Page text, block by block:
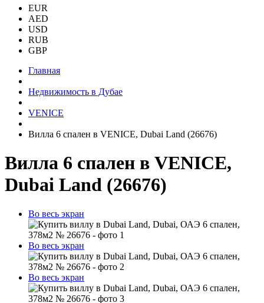
EUR
AED
USD
RUB
GBP
Главная
Недвижимость в Дубае
VENICE
Вилла 6 спален в VENICE, Dubai Land (26676)
Вилла 6 спален в VENICE,
Dubai Land (26676)
Во весь экран
Во весь экран
Во весь экран